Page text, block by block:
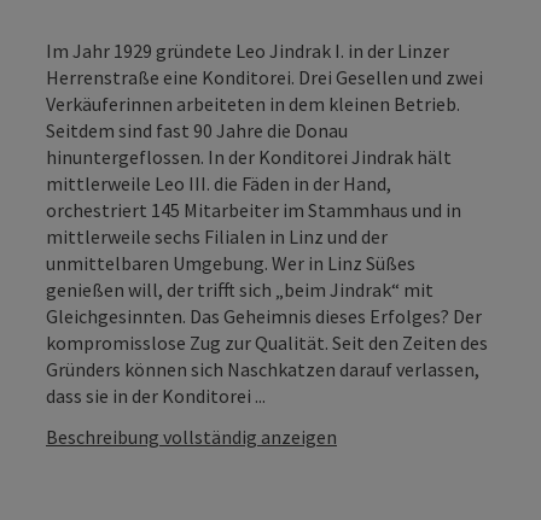
Im Jahr 1929 gründete Leo Jindrak I. in der Linzer
Herrenstraße eine Konditorei. Drei Gesellen und zwei
Verkäuferinnen arbeiteten in dem kleinen Betrieb.
Seitdem sind fast 90 Jahre die Donau
hinuntergeflossen. In der Konditorei Jindrak hält
mittlerweile Leo III. die Fäden in der Hand,
orchestriert 145 Mitarbeiter im Stammhaus und in
mittlerweile sechs Filialen in Linz und der
unmittelbaren Umgebung. Wer in Linz Süßes
genießen will, der trifft sich „beim Jindrak“ mit
Gleichgesinnten. Das Geheimnis dieses Erfolges? Der
kompromisslose Zug zur Qualität. Seit den Zeiten des
Gründers können sich Naschkatzen darauf verlassen,
dass sie in der Konditorei ...
Beschreibung vollständig anzeigen